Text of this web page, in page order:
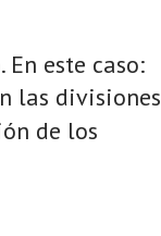
este caso:
las divisiones
de los